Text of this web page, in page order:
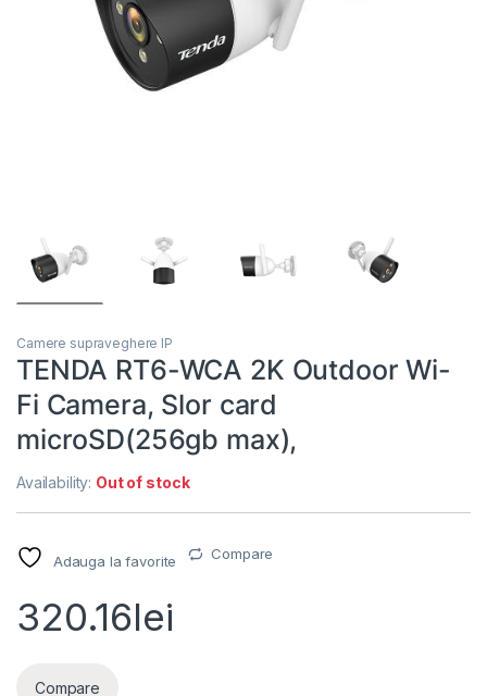
Camere supraveghere IP
TENDA RT6-WCA 2K Outdoor Wi-
Fi Camera, Slor card
microSD(256gb max),
Availability: Out of stock
Adauga la favorite Compare
320.16lei
Compare